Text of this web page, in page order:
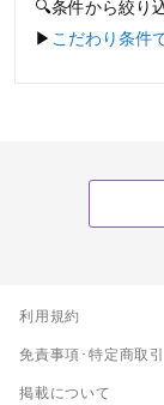
🔍条件から絞り
▶︎ こだわり条件
利用規約
免責事項･特定商取引
掲載について